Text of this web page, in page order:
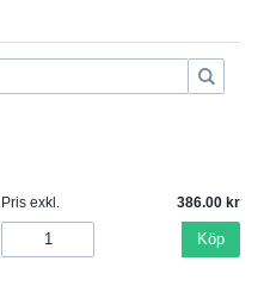
Pris exkl. 386.00
Köp